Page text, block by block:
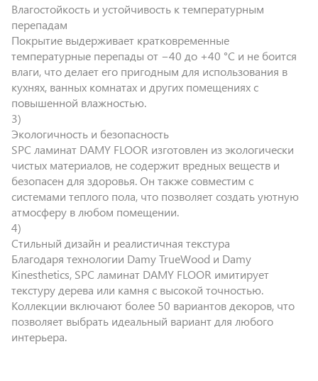
Влагостойкость и устойчивость к температурным
перепадам
Покрытие выдерживает кратковременные
температурные перепады от −40 до +40 °C и не боится
влаги, что делает его пригодным для использования в
кухнях, ванных комнатах и других помещениях с
повышенной влажностью.
Экологичность и безопасность
SPC ламинат DAMY FLOOR изготовлен из экологически
чистых материалов, не содержит вредных веществ и
безопасен для здоровья. Он также совместим с
системами теплого пола, что позволяет создать уютную
атмосферу в любом помещении.
Стильный дизайн и реалистичная текстура
Благодаря технологии Damy TrueWood и Damy
Kinesthetics, SPC ламинат DAMY FLOOR имитирует
текстуру дерева или камня с высокой точностью.
Коллекции включают более 50 вариантов декоров, что
позволяет выбрать идеальный вариант для любого
интерьера.